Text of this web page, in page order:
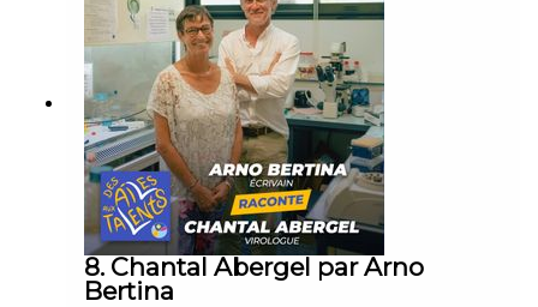
8. Chantal Abergel par Arno
Bertina